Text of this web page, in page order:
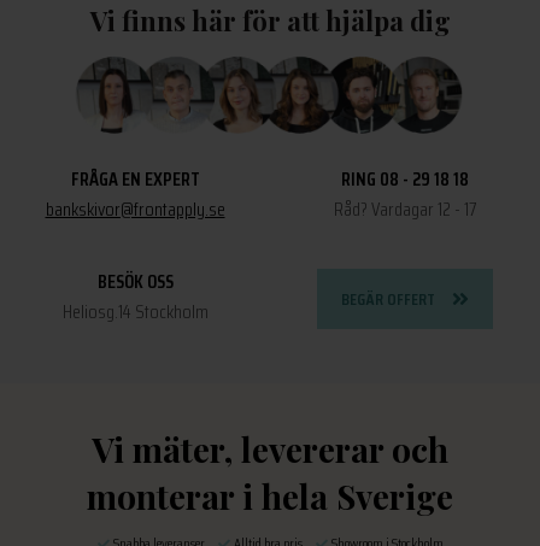
Vi finns här för att hjälpa dig
FRÅGA EN EXPERT
bankskivor@frontapply.se
RING 08 - 29 18 18
Råd? Vardagar 12 - 17
BESÖK OSS
Heliosg.14 Stockholm
BEGÄR OFFERT
Vi mäter, levererar och
monterar i hela Sverige